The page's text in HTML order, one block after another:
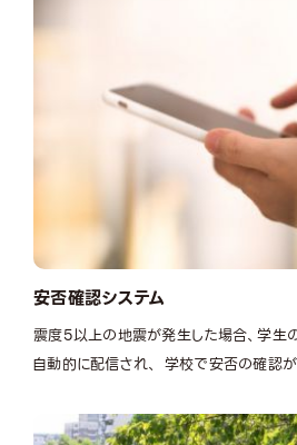
安否確認システム
震度5以上の地震が発生した場合、学生
自動的に配信され、 学校で安否の確認が